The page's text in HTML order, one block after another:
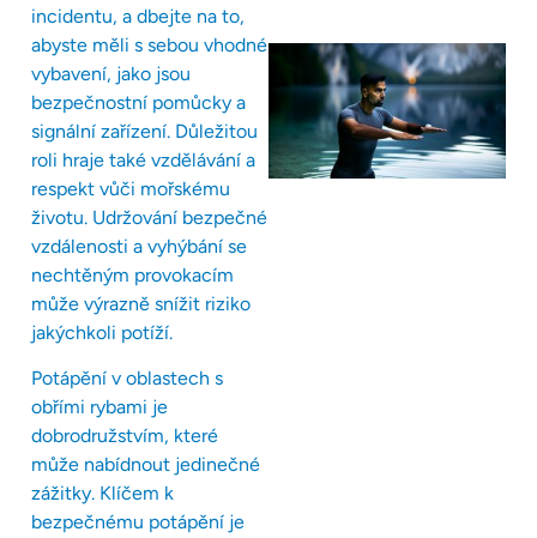
incidentu, a dbejte na to,
abyste měli s sebou vhodné
vybavení, jako jsou
bezpečnostní pomůcky a
signální zařízení. Důležitou
roli hraje také vzdělávání a
respekt vůči mořskému
životu. Udržování bezpečné
vzdálenosti a vyhýbání se
nechtěným provokacím
může výrazně snížit riziko
jakýchkoli potíží.
Potápění v oblastech s
obřími rybami je
dobrodružstvím, které
může nabídnout jedinečné
zážitky. Klíčem k
bezpečnému potápění je